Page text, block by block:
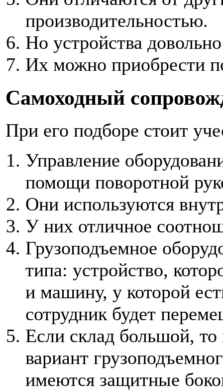
производительностью.
Но устройства
Их можно приобрести
Самоходный
При его подборе стоит
Управление
помощи поворотной
Они используются
У них отличное
Грузоподъемное
типа: устройство,
и машину, у которой
сотрудник будет
Если склад большой, то
вариант
имеются защитные